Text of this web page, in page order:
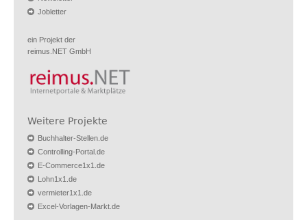
Jobletter
ein Projekt der
reimus.NET GmbH
Weitere Projekte
Buchhalter-Stellen.de
Controlling-Portal.de
E-Commerce1x1.de
Lohn1x1.de
vermieter1x1.de
Excel-Vorlagen-Markt.de